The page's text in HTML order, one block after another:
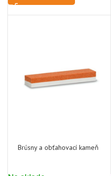
Brúsny a obťahovací kameň